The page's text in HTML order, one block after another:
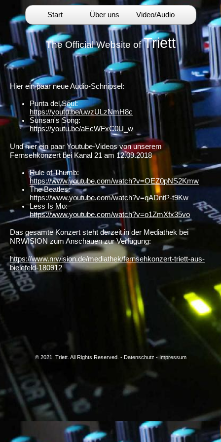
Start Über uns Video/Audio
The Official Website ofTriett
Hier ein paar neue Audio-Schnipsel:
Punta del Soul:
https://youtu.be/uwzULzNmH8c
Sunsan's Song:
https://youtu.be/aEcWFxC0U_w
Und hier ein paar Youtube-Videos von unserem
Fernsehkonzert bei Kanal 21 am 12.09.2018
Rule of Thumb:
https://www.youtube.com/watch?v=OEZ0pNS2Kmw
The Beatles:
https://www.youtube.com/watch?v=qADntP-t9Kw
Less Is Mo:
https://www.youtube.com/watch?v=o1ZmXfx35vo
Das gesamte Konzert steht derzeit in der Mediathek bei
NRWISION zum Anschauen zur Verfügung:
https://www.nrwision.de/mediathek/fernsehkonzert-triett-aus-
bielefeld-180912
© 2021. Triett. All Rights Reserved. - Datenschutz - Impressum